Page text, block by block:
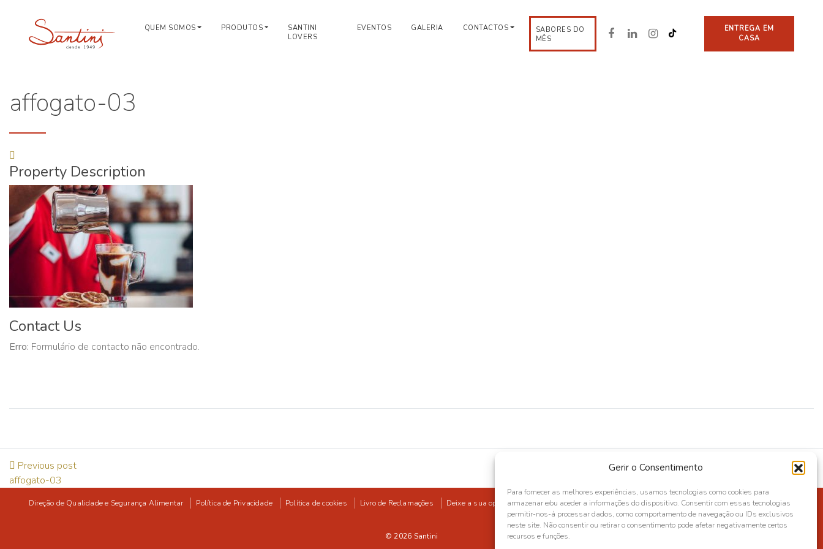
Gerir o Consentimento
Para fornecer as melhores experiências, usamos tecnologias como cookies para
armazenar e/ou aceder a informações do dispositivo. Consentir com essas tecnologias
permitir-nos-á processar dados, como comportamento de navegação ou IDs exclusivos
neste site. Não consentir ou retirar o consentimento pode afetar negativamente certos
recursos e funções.
QUEM SOMOS PRODUTOS
SANTINI
LOVERS
EVENTOS GALERIA CONTACTOS
SABORES DO
MÊS
ENTREGA EM
CASA
affogato-03
Property Description
Contact Us
Erro: Formulário de contacto não encontrado.
Previous post
affogato-03
Direção de Qualidade e Segurança Alimentar Política de Privacidade Política de cookies Livro de Reclamações Deixe a sua opinião
© 2026 Santini